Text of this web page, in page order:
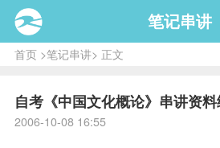
笔记串讲
首页>笔记串讲> 正文
自考《中国文化概论》串讲资
2006-10-08 16:55